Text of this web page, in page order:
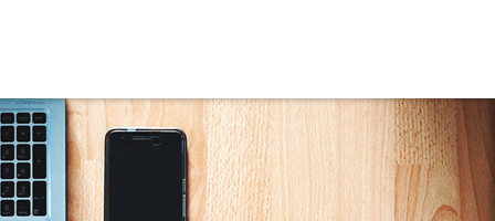
Porto Belo Home & Spa (4)
Privilége Residence (5)
Raro Residence (3)